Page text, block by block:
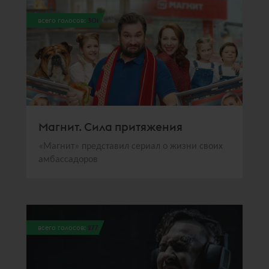
всего голосов: 301
Магнит. Сила притяжения
«Магнит» представил сериал о жизни своих
амбассадоров
всего голосов: 277